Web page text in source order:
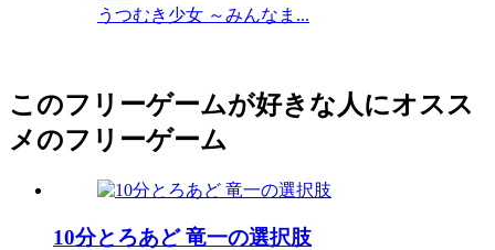
うつむき少女 ～みんなま...
このフリーゲームが好きな人にオスス
メのフリーゲーム
10分とろあど 竜一の選択肢